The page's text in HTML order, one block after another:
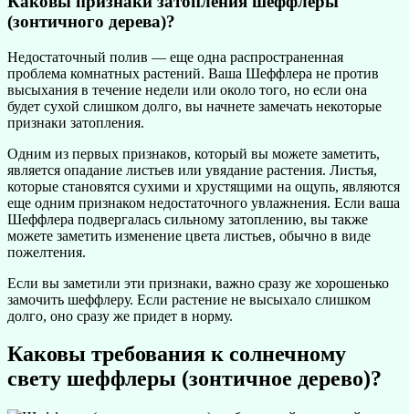
(зонтичного дерева)?
Недостаточный полив — еще одна распространенная
проблема комнатных растений. Ваша Шеффлера не против
высыхания в течение недели или около того, но если она
будет сухой слишком долго, вы начнете замечать некоторые
признаки затопления.
Одним из первых признаков, который вы можете заметить,
является опадание листьев или увядание растения. Листья,
которые становятся сухими и хрустящими на ощупь, являются
еще одним признаком недостаточного увлажнения. Если ваша
Шеффлера подвергалась сильному затоплению, вы также
можете заметить изменение цвета листьев, обычно в виде
пожелтения.
Если вы заметили эти признаки, важно сразу же хорошенько
замочить шеффлеру. Если растение не высыхало слишком
долго, оно сразу же придет в норму.
Каковы требования к солнечному
свету шеффлеры (зонтичное дерево)?